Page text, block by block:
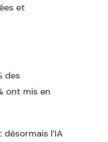
et
des
ont mis en
l’IA